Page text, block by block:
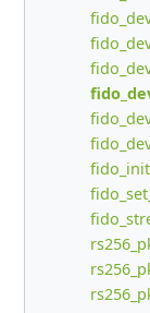
fido_init